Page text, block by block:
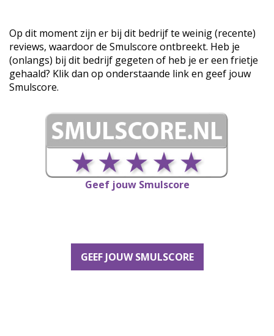
Op dit moment zijn er bij dit bedrijf te weinig (recente)
reviews, waardoor de Smulscore ontbreekt. Heb je
(onlangs) bij dit bedrijf gegeten of heb je er een frietje
gehaald? Klik dan op onderstaande link en geef jouw
Smulscore.
Geef jouw Smulscore
GEEF JOUW SMULSCORE